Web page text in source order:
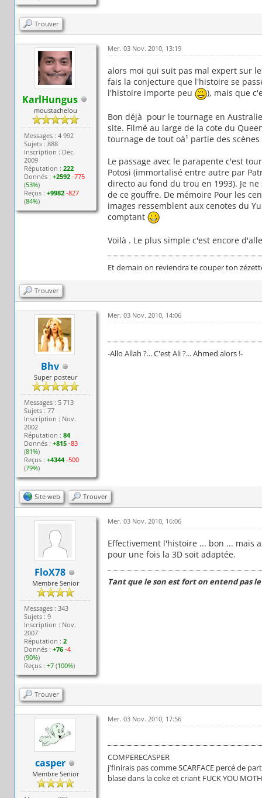
Trouver
KarlHungus
moustachelou
Messages : 4 992
Sujets : 888
Inscription : Dec.
2009
Réputation :222
Donnés :+2592 -775
(53%)
Reçus :+9982 -827
(84%)
Mer. 03 Nov. 2010, 13:19
alors moi qui suit pas mal expert sur
fais la conjecture que l'histoire se
l'histoire importe peu
), mais que
Bon déjà pour le tournage en
site. Filmé au large de la cote du
tournage de tout oà¹ partie des
Le passage avec le parapente c'est
Potosi (immortalisé entre autre par
directo au fond du trou en 1993). Je
de ce gouffre. De mémoire Pour les
images ressemblent aux cenotes du
comptant
Voilà . Le plus simple c'est encore
Et demain on reviendra te couper ton
Trouver
Bhv
Super posteur
Messages : 5 713
Sujets : 77
Inscription : Nov.
2002
Réputation :84
Donnés :+815 -83
(81%)
Reçus :+4344 -500
(79%)
Mer. 03 Nov. 2010, 14:06
-Allo Allah ?... C'est Ali ?... Ahmed alors !-
Site web Trouver
FloX78
Membre Senior
Messages : 343
Sujets : 9
Inscription : Nov.
2007
Réputation :2
Donnés :+76 -4
(90%)
Reçus :+7 (100%)
Mer. 03 Nov. 2010, 16:06
Effectivement l'histoire ... bon ... mais
pour une fois la 3D soit adaptée.
Tant que le son est fort on entend pas
Trouver
casper
Membre Senior
Mer. 03 Nov. 2010, 17:56
COMPERECASPER
j'finirais pas comme SCARFACE percé de
blase dans la coke et criant FUCK YOU